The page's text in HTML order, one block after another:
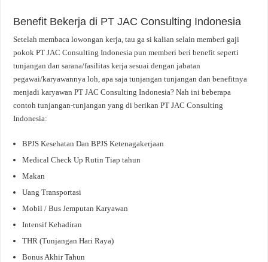
Benefit Bekerja di PT JAC Consulting Indonesia
Setelah membaca lowongan kerja, tau ga si kalian selain memberi gaji
pokok PT JAC Consulting Indonesia pun memberi beri benefit seperti
tunjangan dan sarana/fasilitas kerja sesuai dengan jabatan
pegawai/karyawannya loh, apa saja tunjangan tunjangan dan benefitnya
menjadi karyawan PT JAC Consulting Indonesia? Nah ini beberapa
contoh tunjangan-tunjangan yang di berikan PT JAC Consulting
Indonesia:
BPJS Kesehatan Dan BPJS Ketenagakerjaan
Medical Check Up Rutin Tiap tahun
Makan
Uang Transportasi
Mobil / Bus Jemputan Karyawan
Intensif Kehadiran
THR (Tunjangan Hari Raya)
Bonus Akhir Tahun